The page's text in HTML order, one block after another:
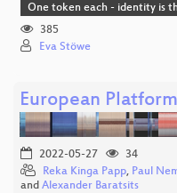
One token each - identity is
385
Eva Stöwe
European
2022-05-27
34
Reka Kinga Papp, Paul
and Alexander Baratsits